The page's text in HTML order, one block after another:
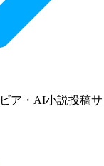
ア・AI小説投稿サ